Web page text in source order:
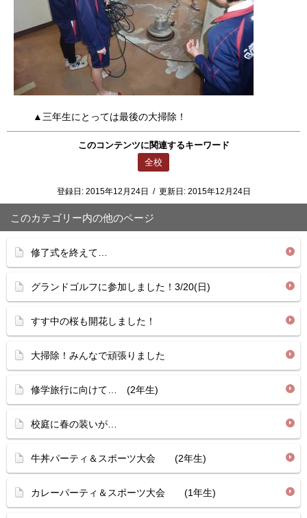
▲三年生にとっては最後の大掃除！
このコンテンツに関連するキーワード
全校
登録日: 2015年12月24日 / 更新日: 2015年12月24日
このカテゴリー内の他のページ
修了式を終えて…
グランドゴルフに参加しました！3/20(日)
すす中の桜も開花しました！
大掃除！みんなで頑張りました
修学旅行に向けて… (2年生)
校庭に春の装いが…
牛丼パーティ＆スポーツ大会 (2年生)
カレーパーティ＆スポーツ大会 (1年生)